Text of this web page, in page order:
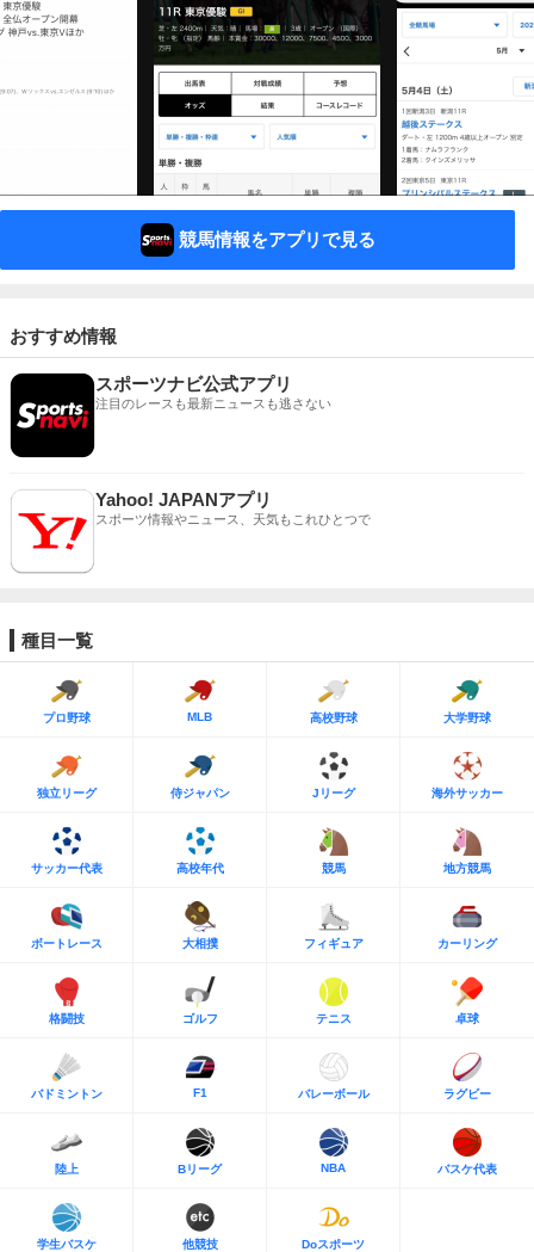
競馬情報をアプリで見る
おすすめ情報
スポーツナビ公式アプリ
注目のレースも最新ニュースも逃さない
Yahoo! JAPANアプリ
スポーツ情報やニュース、天気もこれひとつで
種目一覧
プロ野球 MLB 高校野球 大学野球
独立リーグ 侍ジャパン Jリーグ 海外サッカー
サッカー代表 高校年代 競馬 地方競馬
ボートレース 大相撲 フィギュア カーリング
格闘技 ゴルフ テニス 卓球
バドミントン F1 バレーボール ラグビー
陸上 Bリーグ NBA バスケ代表
学生バスケ 他競技 Doスポーツ